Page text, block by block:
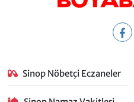
Sinop Nöbetçi Eczaneler